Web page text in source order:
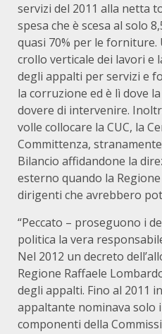
servizi del 2011 alla netta
spesa che è scesa al solo
quasi 70% per le forniture.
crollo verticale dei lavori e
degli appalti per servizi e
la corruzione ed è lì dove
dovere di intervenire.
volle collocare la CUC, la
Committenza,
Bilancio affidandone la
esterno quando la
dirigenti che avrebbero
“Peccato – proseguono i
politica la vera
Nel 2012 un decreto
Regione Raffaele
degli appalti. Fino al 2011
appaltante nominava solo
componenti della